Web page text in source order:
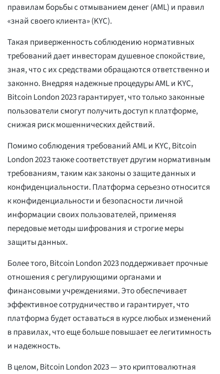
правилам борьбы с отмыванием денег (AML) и правил
«знай своего клиента» (KYC).
Такая приверженность соблюдению нормативных
требований дает инвесторам душевное спокойствие,
зная, что с их средствами обращаются ответственно и
законно. Внедряя надежные процедуры AML и KYC,
Bitcoin London 2023 гарантирует, что только законные
пользователи смогут получить доступ к платформе,
снижая риск мошеннических действий.
Помимо соблюдения требований AML и KYC, Bitcoin
London 2023 также соответствует другим нормативным
требованиям, таким как законы о защите данных и
конфиденциальности. Платформа серьезно относится
к конфиденциальности и безопасности личной
информации своих пользователей, применяя
передовые методы шифрования и строгие меры
защиты данных.
Более того, Bitcoin London 2023 поддерживает прочные
отношения с регулирующими органами и
финансовыми учреждениями. Это обеспечивает
эффективное сотрудничество и гарантирует, что
платформа будет оставаться в курсе любых изменений
в правилах, что еще больше повышает ее легитимность
и надежность.
В целом, Bitcoin London 2023 — это криптовалютная